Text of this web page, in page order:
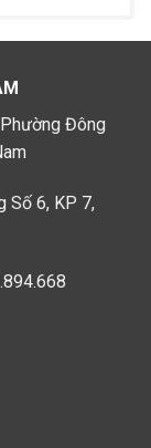
Đông
Số 6, KP 7,